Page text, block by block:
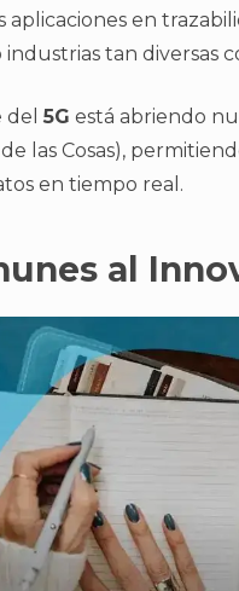
aplicaciones en
tan diversas
del 5G está abriendo
las Cosas),
en tiempo real.
al